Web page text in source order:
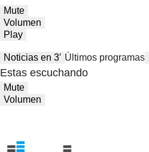
Mute
Volumen
Play
Noticias en 3′ Últimos programas
Estas escuchando
Mute
Volumen